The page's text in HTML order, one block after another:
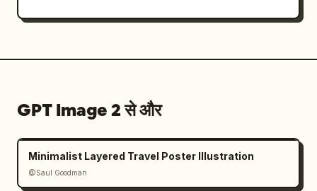
GPT Image 2 से और
Minimalist Layered Travel Poster Illustration
@Saul Goodman